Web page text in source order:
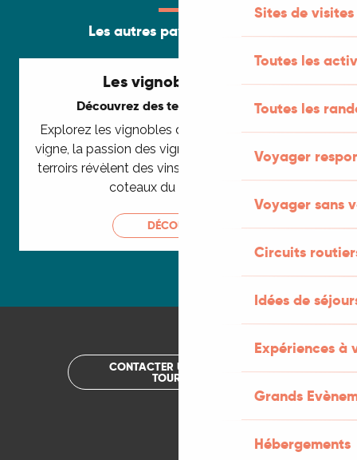
Sites de visites
Toutes les
Toutes les
Voyager
Voyager sans
Circuits
Idées de
Expériences à
Grands
Hébergements
Les autres paysages du Lot
Les vignobles du Lot
Découvrez des terroirs d'exception
Explorez les vignobles du Lot, un territoire où la
vigne, la passion des vignerons et la diversité des
terroirs révèlent des vins uniques. De Cahors aux
coteaux du Quercy, en...
DÉCOUVRIR
CONTACTER UN OFFICE DE
TOURISME